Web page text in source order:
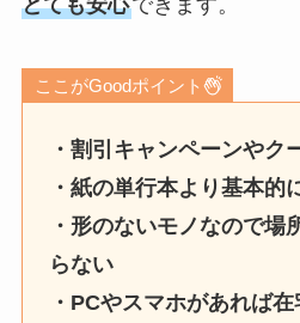
とても安心できます。
ここがGoodポイント
・割引キャンペーンやク
・紙の単行本より基本的
・形のないモノなので場
らない
・PCやスマホがあれば